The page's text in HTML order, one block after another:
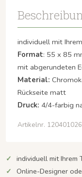
individuell mit
Format: 55 x 85
mit abgerundeten
Material:
Rückseite matt
Druck: 4/4-farbig
Artikelnr.
individuell mit Ihrem
Online-Designer